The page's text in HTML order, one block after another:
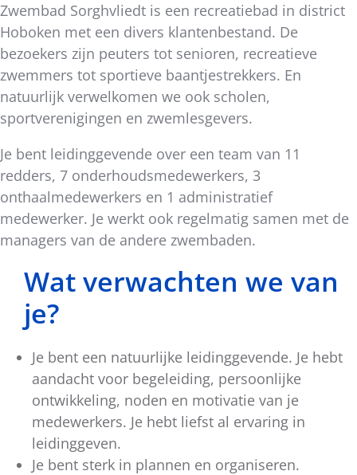
Zwembad Sorghvliedt is een recreatiebad in district
Hoboken met een divers klantenbestand. De
bezoekers zijn peuters tot senioren, recreatieve
zwemmers tot sportieve baantjestrekkers. En
natuurlijk verwelkomen we ook scholen,
sportverenigingen en zwemlesgevers.
Je bent leidinggevende over een team van 11
redders, 7 onderhoudsmedewerkers, 3
onthaalmedewerkers en 1 administratief
medewerker. Je werkt ook regelmatig samen met de
managers van de andere zwembaden.
Wat verwachten we van
je?
Je bent een natuurlijke leidinggevende. Je hebt
aandacht voor begeleiding, persoonlijke
ontwikkeling, noden en motivatie van je
medewerkers. Je hebt liefst al ervaring in
leidinggeven.
Je bent sterk in plannen en organiseren.